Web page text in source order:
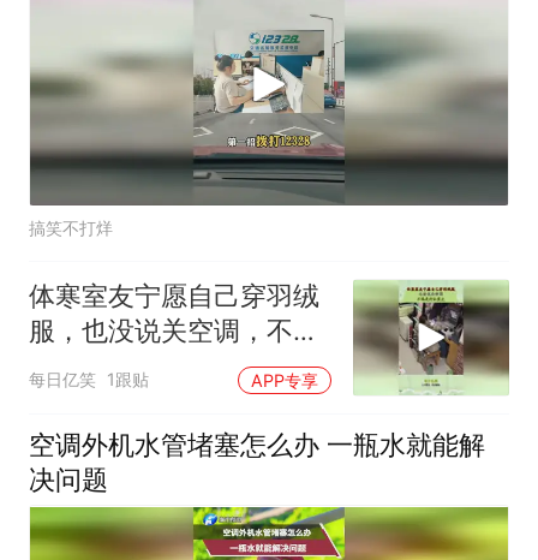
搞笑不打烊
体寒室友宁愿自己穿羽绒
服，也没说关空调，不愧
是神仙室友！
每日亿笑 1跟贴 APP专享
空调外机水管堵塞怎么办 一瓶水就能解
决问题